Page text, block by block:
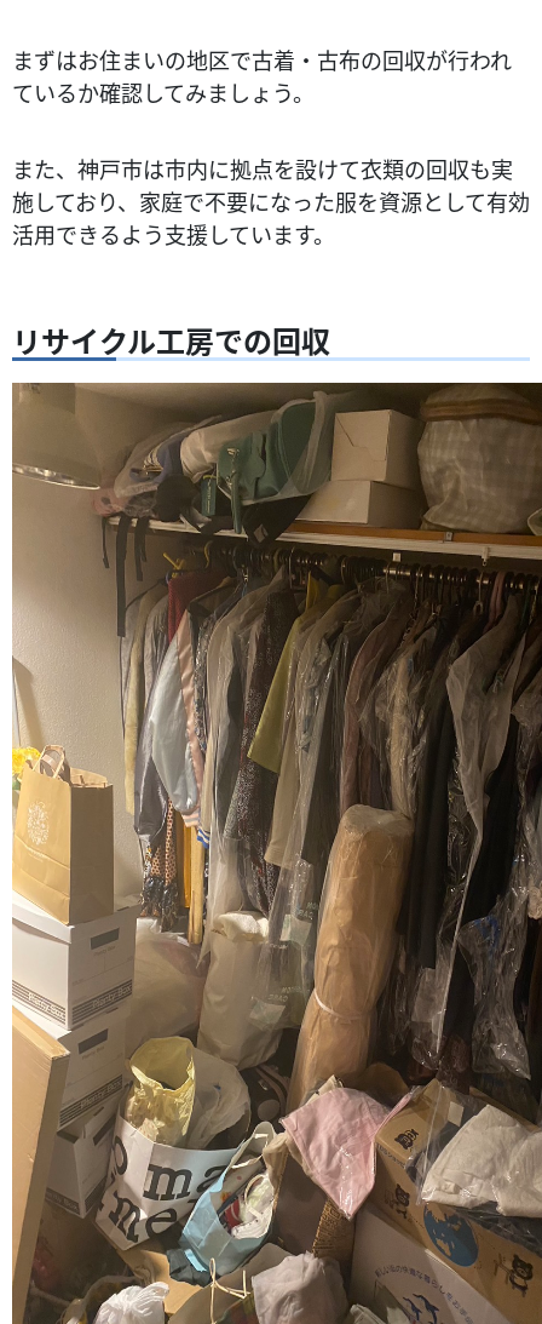
まずはお住まいの地区で古着・古布の回収が行われ
ているか確認してみましょう。
また、神戸市は市内に拠点を設けて衣類の回収も実
施しており、家庭で不要になった服を資源として有効
活用できるよう支援しています。
リサイクル工房での回収